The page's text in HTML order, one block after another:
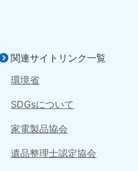
鳥取県
9:00〜19:00 年中無休
四国
関連サイトリンク一覧
環境省
SDGsについて
家電製品協会
遺品整理士認定協会